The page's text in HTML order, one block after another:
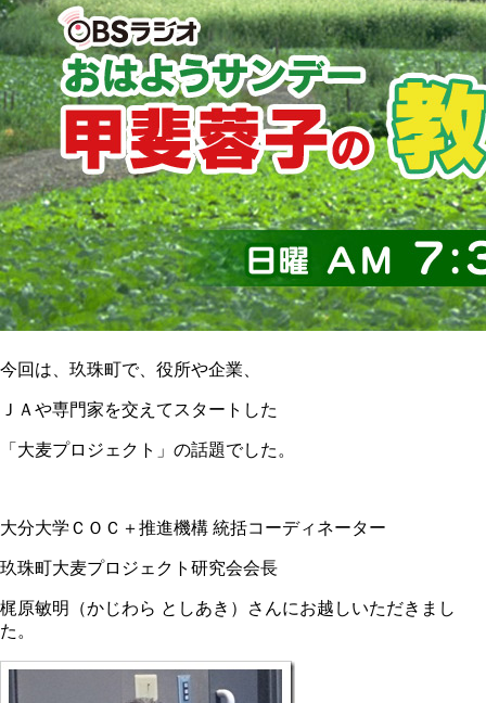
今回は、玖珠町で、役所や企業、
ＪＡや専門家を交えてスタートした
「大麦プロジェクト」の話題でした。
大分大学ＣＯＣ＋推進機構 統括コーディネーター
玖珠町大麦プロジェクト研究会会長
梶原敏明（かじわら としあき）さんにお越しいただきまし
た。